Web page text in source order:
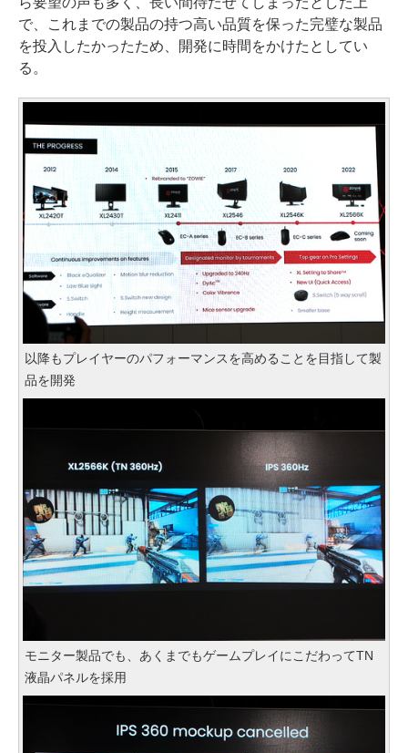
で、これまでの製品の持つ高い品質を保った完璧な製品
を投入したかったため、開発に時間をかけたとしてい
る。
以降もプレイヤーのパフォーマンスを高めることを目指して製
品を開発
モニター製品でも、あくまでもゲームプレイにこだわってTN
液晶パネルを採用